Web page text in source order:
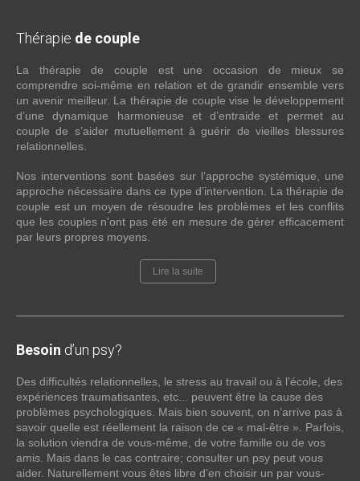
Thérapie de couple
La thérapie de couple est une occasion de mieux se
comprendre soi-même en relation et de grandir ensemble vers
un avenir meilleur. La thérapie de couple vise le développement
d’une dynamique harmonieuse et d’entraide et permet au
couple de s’aider mutuellement à guérir de vieilles blessures
relationnelles.
Nos interventions sont basées sur l’approche systémique, une
approche nécessaire dans ce type d’intervention. La thérapie de
couple est un moyen de résoudre les problèmes et les conflits
que les couples n'ont pas été en mesure de gérer efficacement
par leurs propres moyens.
Lire la suite
Besoin d’un psy?
Des difficultés relationnelles, le stress au travail ou à l’école, des
expériences traumatisantes, etc... peuvent être la cause des
problèmes psychologiques. Mais bien souvent, on n’arrive pas à
savoir quelle est réellement la raison de ce « mal-être ». Parfois,
la solution viendra de vous-même, de votre famille ou de vos
amis. Mais dans le cas contraire; consulter un psy peut vous
aider. Naturellement vous êtes libre d’en choisir un par vous-